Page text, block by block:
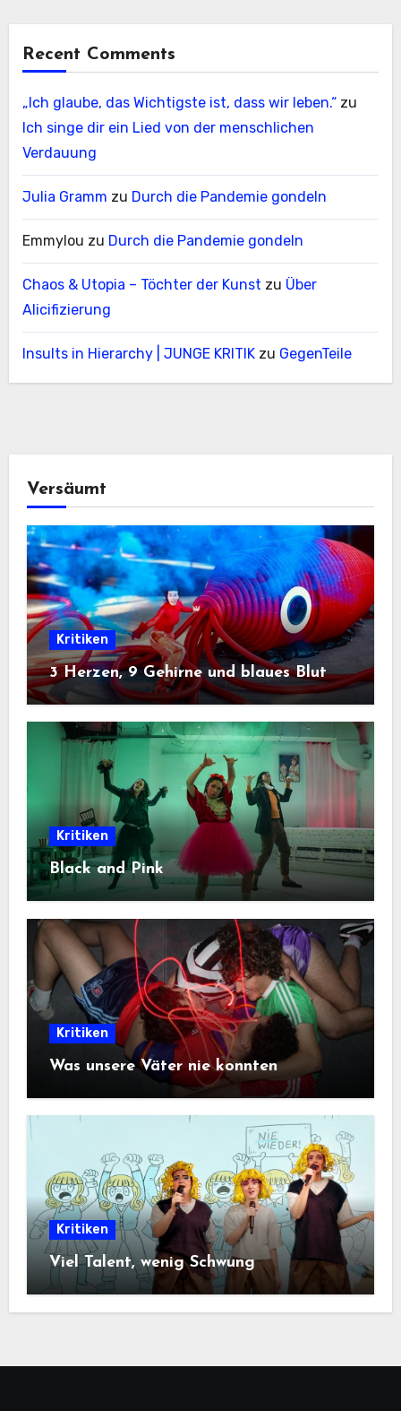
Recent Comments
„Ich glaube, das Wichtigste ist, dass wir leben.“zu
Ich singe dir ein Lied von der menschlichen
Verdauung
Julia Gramm zu Durch die Pandemie gondeln
Emmylou zu Durch die Pandemie gondeln
Chaos & Utopia – Töchter der Kunst zu Über
Alicifizierung
Insults in Hierarchy | JUNGE KRITIKzu GegenTeile
Versäumt
Kritiken
3 Herzen, 9 Gehirne und blaues Blut
Kritiken
Black and Pink
Kritiken
Was unsere Väter nie konnten
Kritiken
Viel Talent, wenig Schwung